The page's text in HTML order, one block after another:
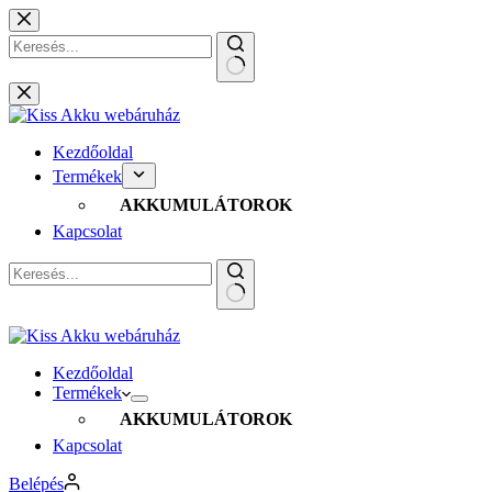
Skip
to
content
No
results
Kezdőoldal
Termékek
AKKUMULÁTOROK
Kapcsolat
results
Kezdőoldal
Termékek
AKKUMULÁTOROK
Kapcsolat
Belépés